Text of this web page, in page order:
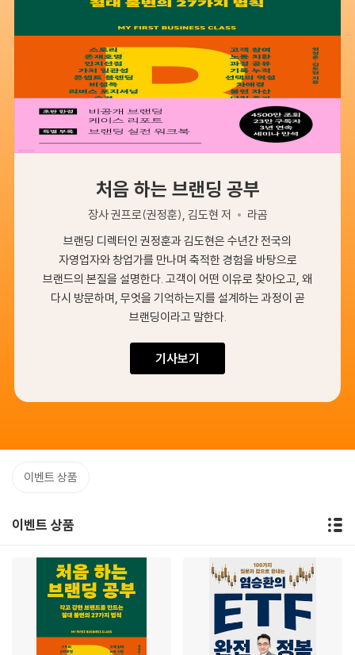
처음 하는 브랜딩 공부
장사 권프로(권정훈), 김도현 저
라곰
브랜딩 디렉터인 권정훈과 김도현은 수년간 전국의
자영업자와 창업가를 만나며 축적한 경험을 바탕으로
브랜드의 본질을 설명한다. 고객이 어떤 이유로 찾아오고, 왜
다시 방문하며, 무엇을 기억하는지를 설계하는 과정이 곧
브랜딩이라고 말한다.
기사보기
이벤트 상품
이벤트 상품